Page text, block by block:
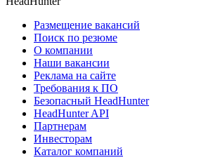
Размещение вакансий
Поиск по резюме
О компании
Наши вакансии
Реклама на сайте
Требования к ПО
Безопасный HeadHunter
HeadHunter API
Партнерам
Инвесторам
Каталог компаний